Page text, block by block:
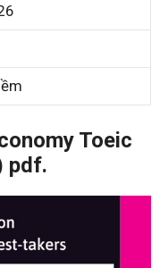
Toeic
pdf.